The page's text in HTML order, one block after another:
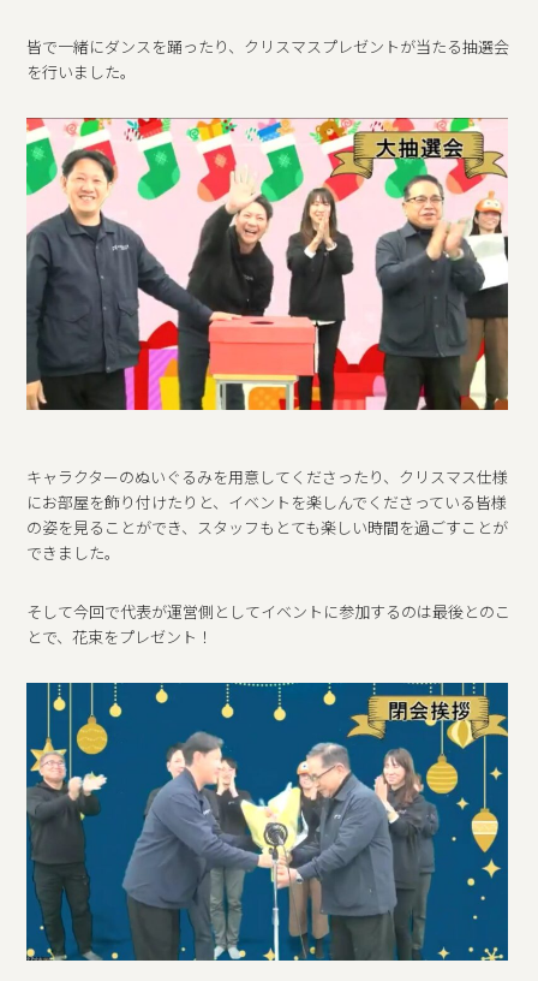
皆で一緒にダンスを踊ったり、クリスマスプレゼントが当たる抽選会
を行いました。
キャラクターのぬいぐるみを用意してくださったり、クリスマス仕様
にお部屋を飾り付けたりと、イベントを楽しんでくださっている皆様
の姿を見ることができ、スタッフもとても楽しい時間を過ごすことが
できました。
そして今回で代表が運営側としてイベントに参加するのは最後とのこ
とで、花束をプレゼント！